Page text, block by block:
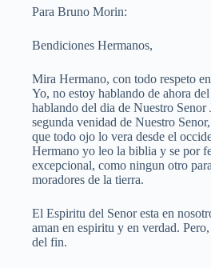
Para Bruno Morin:
Bendiciones Hermanos,
Mira Hermano, con todo respeto
Yo, no estoy hablando de ahora
hablando del dia de Nuestro Senor
segunda venidad de Nuestro
que todo ojo lo vera desde el
Hermano yo leo la biblia y se por
excepcional, como ningun otro
moradores de la tierra.
El Espiritu del Senor esta en
aman en espiritu y en verdad.
del fin.